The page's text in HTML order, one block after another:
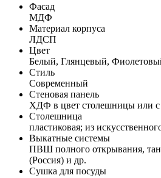
Фасад
МДФ
Материал корпуса
ЛДСП
Цвет
Белый, Глянцевый,
Стиль
Современный
Стеновая панель
ХДФ в цвет столешницы или с
Столешница
пластиковая; из
Выкатные системы
ПВШ полного открывания,
(Россия) и др.
Сушка для посуды